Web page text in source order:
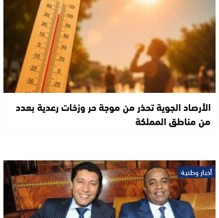
الأرصاد الجوية تحذر من موجة حر وزخات رعدية بعدد
من مناطق المملكة
أخبار وطنية